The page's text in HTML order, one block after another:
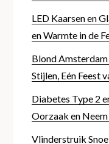
LED Kaarsen en
en Warmte in de
Blond
Stijlen, Eén Feest
Diabetes Type 2
Oorzaak en
Vlinderstruik